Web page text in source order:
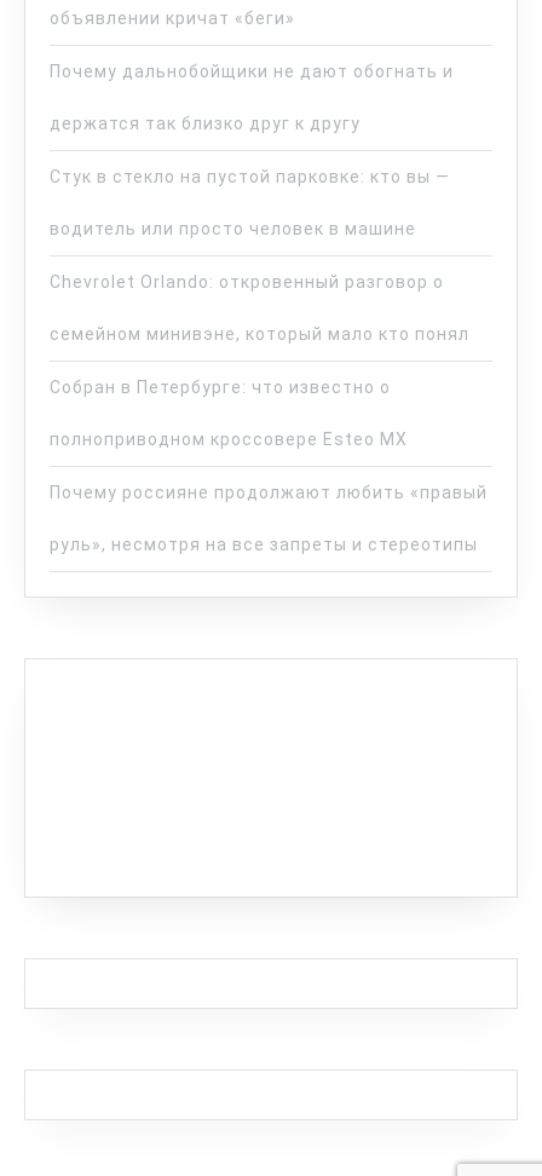
объявлении кричат «беги»
Почему дальнобойщики не дают обогнать и
держатся так близко друг к другу
Стук в стекло на пустой парковке: кто вы —
водитель или просто человек в машине
Chevrolet Orlando: откровенный разговор о
семейном минивэне, который мало кто понял
Собран в Петербурге: что известно о
полноприводном кроссовере Esteo MX
Почему россияне продолжают любить «правый
руль», несмотря на все запреты и стереотипы